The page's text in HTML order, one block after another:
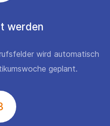
werden
wird automatisch
geplant.